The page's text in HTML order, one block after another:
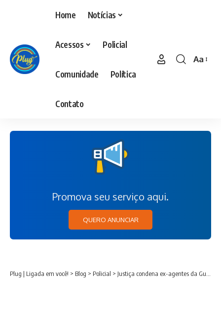
Home Notícias
Acessos Policial
Comunidade Política
Contato
Aa
Promova seu serviço aqui.
QUERO ANUNCIAR
Plug | Ligada em você! > Blog > Policial > Justiça condena ex-agentes da Guarda Civil que atuavam na Cracolândia